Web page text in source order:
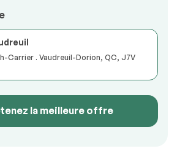
Carrier . Vaudreuil-Dorion, QC, J7V
la meilleure offre